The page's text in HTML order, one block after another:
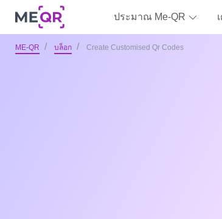
ประมาณ Me-QR
ME-QR บล็อก Create Customised Qr Codes